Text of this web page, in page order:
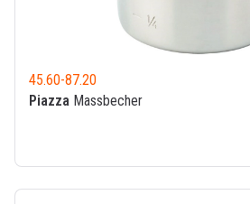
45.60-87.20
Piazza Massbecher